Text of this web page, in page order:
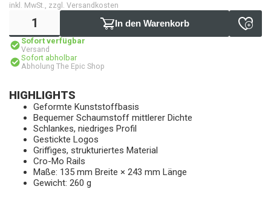
inkl. MwSt., zzgl. Versandkosten
In den Warenkorb
Sofort verfügbar
Versand
Sofort abholbar
Abholung The Epic Shop
HIGHLIGHTS
Geformte Kunststoffbasis
Bequemer Schaumstoff mittlerer Dichte
Schlankes, niedriges Profil
Gestickte Logos
Griffiges, strukturiertes Material
Cro-Mo Rails
Maße: 135 mm Breite × 243 mm Länge
Gewicht: 260 g